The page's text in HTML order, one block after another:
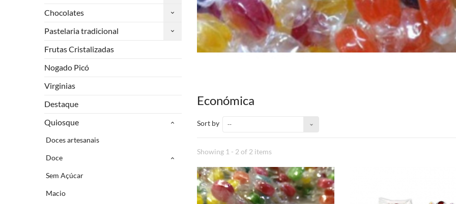
Chocolates
Pastelaria tradicional
Frutas Cristalizadas
Nogado Picó
Virginias
Destaque
Quiosque
Doces artesanais
Doce
Sem Açúcar
Macio
Económica
Sort by --
Showing 1 - 2 of 2 items